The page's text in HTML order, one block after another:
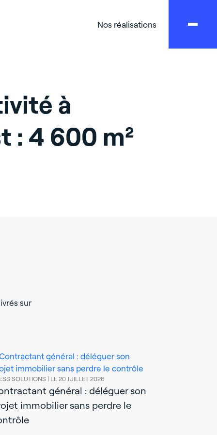
Nos réalisations
à
: 4 600 m²
sur
SOLUTIONS | LE 20 JUILLET 2026
général : déléguer son
immobilier sans perdre le